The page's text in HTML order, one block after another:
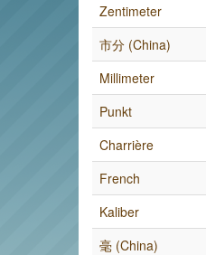
Zentimeter
市分 (China)
Millimeter
Punkt
Charrière
French
Kaliber
毫 (China)